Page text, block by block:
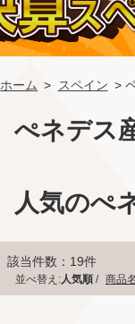
ホーム > スペイン >
ぺネデス
人気のぺ
該当件数：19件
並べ替え:人気順 / 商品